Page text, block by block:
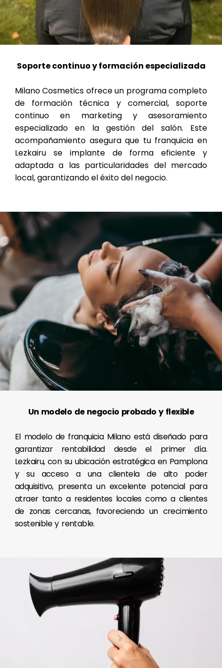
Soporte continuo y formación especializada
Milano Cosmetics ofrece un programa completo
de formación técnica y comercial, soporte
continuo en marketing y asesoramiento
especializado en la gestión del salón. Este
acompañamiento asegura que tu franquicia en
Lezkairu se implante de forma eficiente y
adaptada a las particularidades del mercado
local, garantizando el éxito del negocio.
Un modelo de negocio probado y flexible
El modelo de franquicia Milano está diseñado para
garantizar rentabilidad desde el primer día.
Lezkairu, con su ubicación estratégica en Pamplona
y su acceso a una clientela de alto poder
adquisitivo, presenta un excelente potencial para
atraer tanto a residentes locales como a clientes
de zonas cercanas, favoreciendo un crecimiento
sostenible y rentable.